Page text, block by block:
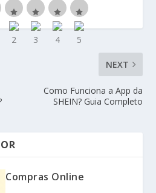
NEXT
Como Funciona a App da
SHEIN? Guia Completo
Compras Online